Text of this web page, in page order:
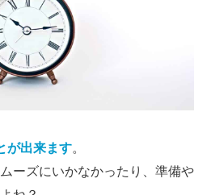
が出来ます。
ーズにいかなかったり、準備や